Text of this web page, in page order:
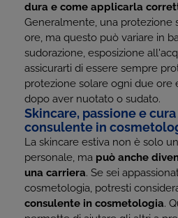
dura e come applicarla
Generalmente, una protezione
ore, ma questo può variare in
sudorazione, esposizione
assicurarti di essere sempre
protezione solare ogni due ore
dopo aver nuotato o sudato.
Skincare, passione e
consulente in
La skincare estiva non è solo
personale, ma può anche
una carriera. Se sei
cosmetologia, potresti
consulente in cosmetologia.